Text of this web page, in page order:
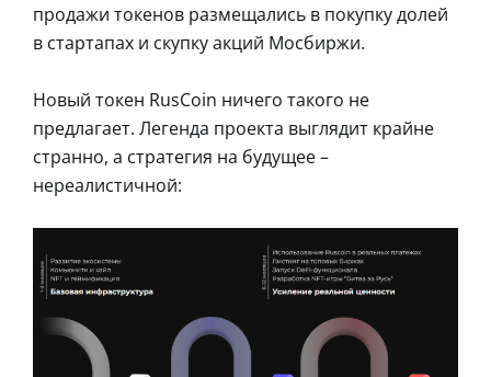
продажи токенов размещались в покупку долей
в стартапах и скупку акций Мосбиржи.
Новый токен RusCoin ничего такого не
предлагает. Легенда проекта выглядит крайне
странно, а стратегия на будущее –
нереалистичной: